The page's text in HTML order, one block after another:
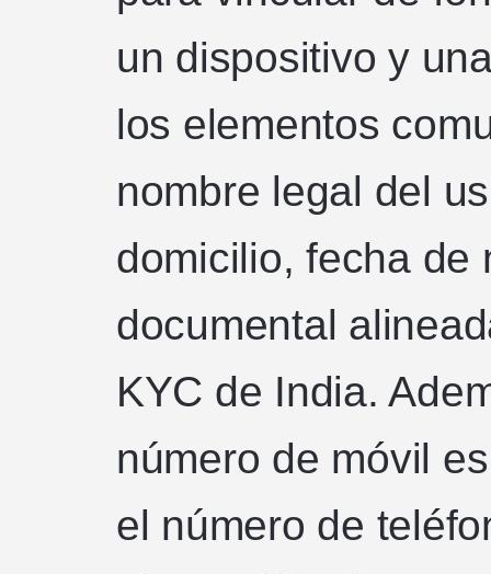
un dispositivo y
los elementos
nombre legal del
domicilio, fecha de
documental
KYC de India.
número de móvil
el número de